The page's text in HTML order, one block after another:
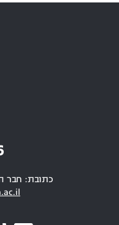
כתובת: חבר הלאומים